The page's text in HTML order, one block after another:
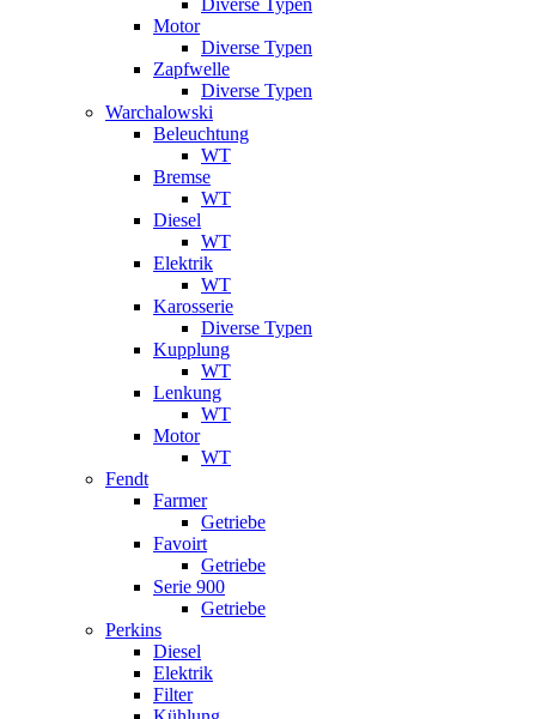
Diverse Typen
Motor
Diverse Typen
Zapfwelle
Diverse Typen
Warchalowski
Beleuchtung
WT
Bremse
WT
Diesel
WT
Elektrik
WT
Karosserie
Diverse Typen
Kupplung
WT
Lenkung
WT
Motor
WT
Fendt
Farmer
Getriebe
Favoirt
Getriebe
Serie 900
Getriebe
Perkins
Diesel
Elektrik
Filter